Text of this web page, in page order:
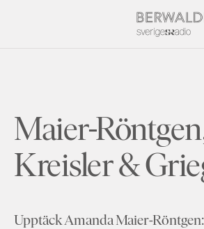
Maier-
Kreisler &
Upptäck Amanda Maier-